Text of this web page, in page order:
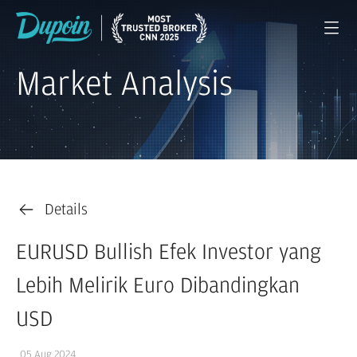
Market Analysis
Details
EURUSD Bullish Efek Investor yang
Lebih Melirik Euro Dibandingkan
USD
05 Aug 2024